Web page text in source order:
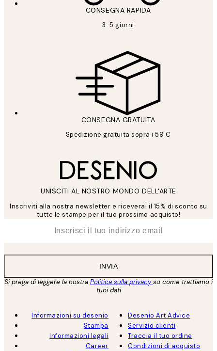
CONSEGNA RAPIDA
3-5 giorni
CONSEGNA GRATUITA
Spedizione gratuita sopra i 59 €
UNISCITI AL NOSTRO MONDO DELL'ARTE
Inscriviti alla nostra newsletter e riceverai il 15% di sconto su
tutte le stampe per il tuo prossimo acquisto!
INVIA
Si prega di leggere la nostra Politica sulla privacysu come trattiamo i
tuoi dati
Informazioni su desenio
Stampa
Informazioni legali
Career
Desenio Art Advice
Servizio clienti
Traccia il tuo ordine
Condizioni di acquisto